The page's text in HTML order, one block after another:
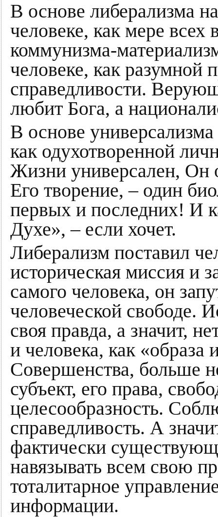
В основе либерализма
человеке, как мере
коммунизма-
человеке, как разумной
справедливости.
любит Бога, а
В основе
как одухотворенной
Жизни универсален, Он
Его творение, – один
первых и последних! И
Духе», – если хочет.
Либерализм поставил
историческая миссия и
самого человека, он
человеческой свободе.
своя правда, а значит,
и человека, как «образа
Совершенства, больше
субъект, его права,
целесообразность.
справедливость. А
фактически
навязывать всем свою
тоталитарное
информации.